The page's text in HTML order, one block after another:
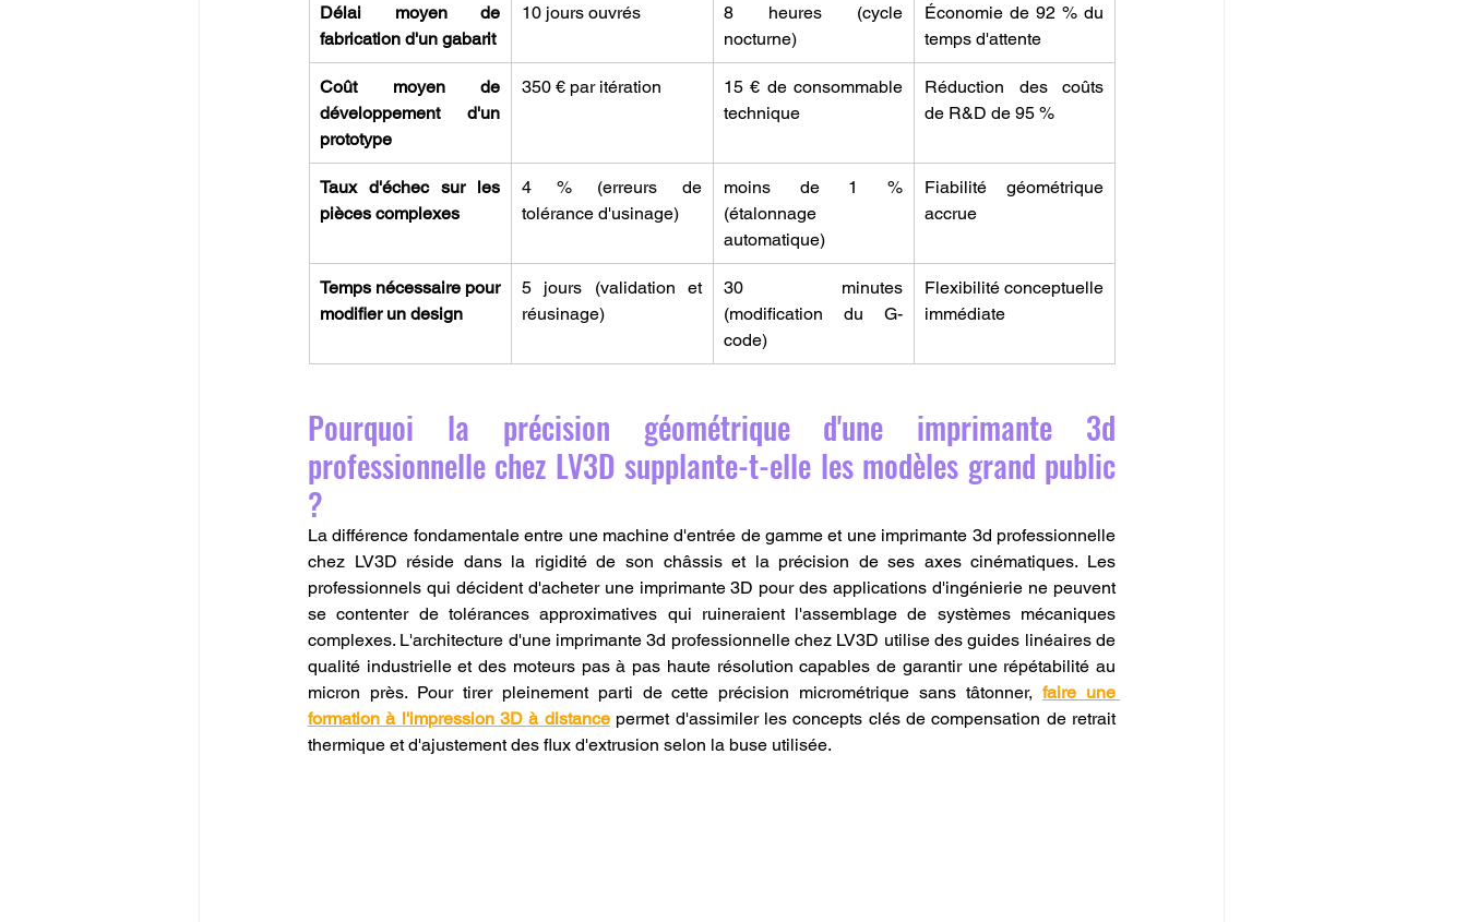
Délai moyen de
fabrication d'un gabarit
10 jours ouvrés
8 heures (cycle
nocturne)
Économie de 92 % du
temps d'attente
Coût moyen de
développement d'un
prototype
350 € par itération
15 € de consommable
technique
Réduction des coûts
de R&D de 95 %
Taux d'échec sur les
pièces complexes
4 % (erreurs de
tolérance d'usinage)
moins de 1 %
(étalonnage
automatique)
Fiabilité géométrique
accrue
Temps nécessaire pour
modifier un design
5 jours (validation et
réusinage)
30 minutes
(modification du G-
code)
Flexibilité conceptuelle
immédiate
Pourquoi la précision géométrique d'une imprimante 3d
professionnelle chez LV3D supplante-t-elle les modèles grand public
?
La différence fondamentale entre une machine d'entrée de gamme et une imprimante 3d professionnelle
chez LV3D réside dans la rigidité de son châssis et la précision de ses axes cinématiques. Les
professionnels qui décident d'acheter une imprimante 3D pour des applications d'ingénierie ne peuvent
se contenter de tolérances approximatives qui ruineraient l'assemblage de systèmes mécaniques
complexes. L'architecture d'une imprimante 3d professionnelle chez LV3D utilise des guides linéaires de
qualité industrielle et des moteurs pas à pas haute résolution capables de garantir une répétabilité au
micron près. Pour tirer pleinement parti de cette précision micrométrique sans tâtonner, faire une
formation à l'impression 3D à distance permet d'assimiler les concepts clés de compensation de retrait
thermique et d'ajustement des flux d'extrusion selon la buse utilisée.